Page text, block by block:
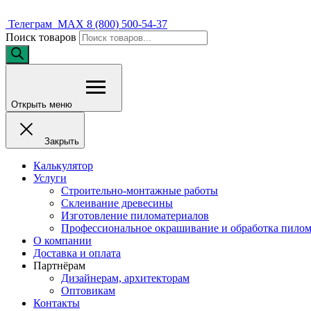
Телеграм MAX 8 (800) 500-54-37
Поиск товаров
Открыть меню
Закрыть
Калькулятор
Услуги
Строительно-монтажные работы
Склеивание древесины
Изготовление пиломатериалов
Профессиональное окрашивание и обработка
О компании
Доставка и оплата
Партнёрам
Дизайнерам, архитекторам
Оптовикам
Контакты